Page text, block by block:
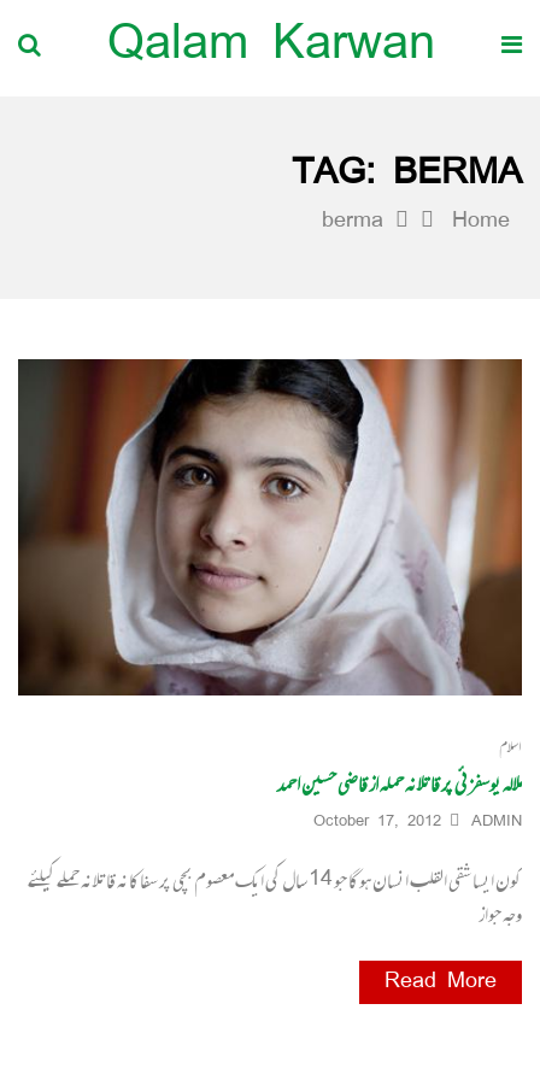
Qalam Karwan
TAG: BERMA
Home
berma
اسلام
ملالہ یوسفزئی پر قاتلانہ حملہ از قاضی حسین احمد
ADMIN
October 17, 2012
کون ایسا شقی القلب انسان ہوگا جو 14 سال کی ایک معصوم بچی پر سفاکانہ قاتلانہ حملے کیلئے
وجہ جواز
Read More